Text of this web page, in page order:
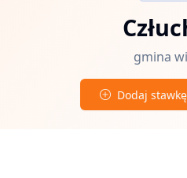
gmina
Dodaj